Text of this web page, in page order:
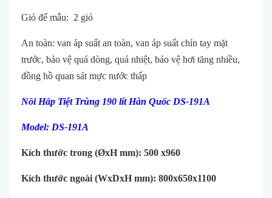
Giỏ để mẫu: 2 giỏ
An toàn: van áp suất an toàn, van áp suất chỉn tay mặt
trước, bảo vệ quá dòng, quá nhiệt, bảo vệ hơi tăng nhiều,
đồng hồ quan sát mực nước thấp
Nồi Hấp Tiệt Trùng 190 lít Hàn Quốc DS-191A
Model: DS-191A
Kích thước trong (ØxH mm): 500 x960
Kích thước ngoài (WxDxH mm): 800x650x1100